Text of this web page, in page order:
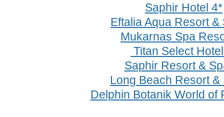
Saphir Hotel 4*
Eftalia Aqua Resort &
Mukarnas Spa
Titan Select
Saphir Resort &
Long Beach Resort
Delphin Botanik World of